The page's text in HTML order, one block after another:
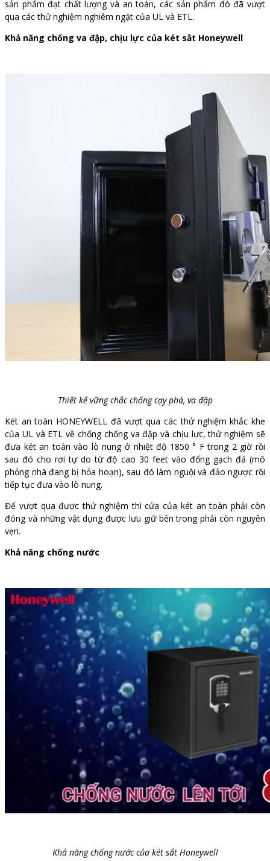
sản phẩm đạt chất lượng và an toàn, các sản phẩm đó đã vượt
qua các thử nghiệm nghiêm ngặt của UL và ETL.
Khả năng chống va đập, chịu lực của két sắt Honeywell
Thiết kế vững chắc chống cạy phá, va đập
Két an toàn HONEYWELL đã vượt qua các thử nghiệm khắc khe
của UL và ETL về chống chống va đập và chịu lực, thử nghiệm sẽ
đưa két an toàn vào lò nung ở nhiệt độ 1850 ° F trong 2 giờ rồi
sau đó cho rơi tự do từ độ cao 30 feet vào đống gạch đá (mô
phỏng nhà đang bị hỏa hoạn), sau đó làm nguội và đảo ngược rồi
tiếp tục đưa vào lò nung.
Để vượt qua được thử nghiệm thì cửa của két an toàn phải còn
đóng và những vật dụng được lưu giữ bên trong phải còn nguyên
vẹn.
Khả năng chống nước
Khả năng chống nước của két sắt Honeywell